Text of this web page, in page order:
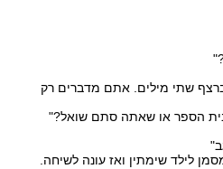
שתי מילים. אתם מדברים רק
הספר או שאתה סתם שואל?"
לילד שימתין ואז עונה לשיחה.